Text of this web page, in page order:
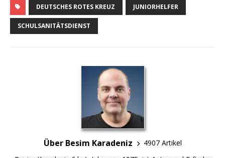
DEUTSCHES ROTES KREUZ JUNIORHELFER
SCHULSANITÄTSDIENST
Über Besim Karadeniz
4907 Artikel